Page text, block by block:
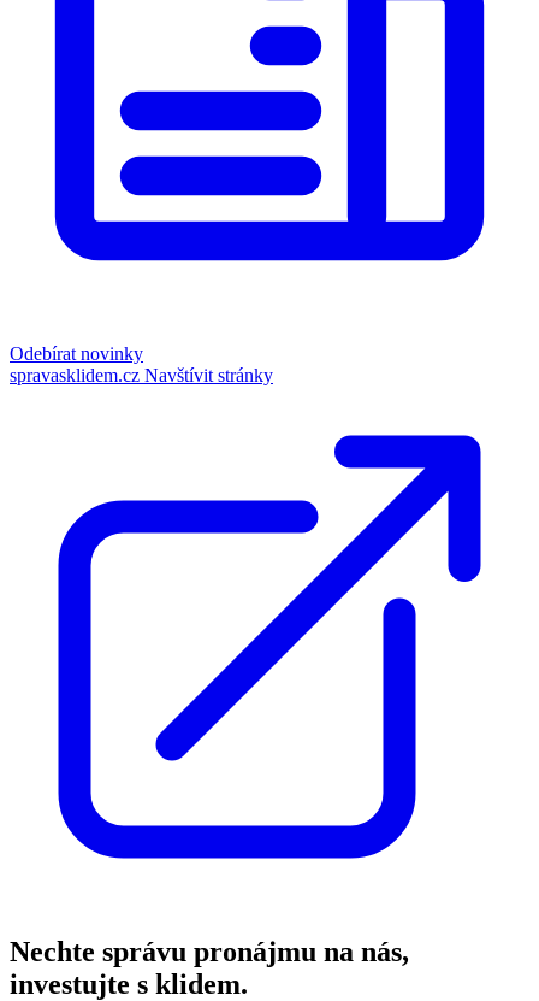
Odebírat novinky
spravasklidem.cz Navštívit stránky
Nechte správu pronájmu na nás,
investujte s klidem.